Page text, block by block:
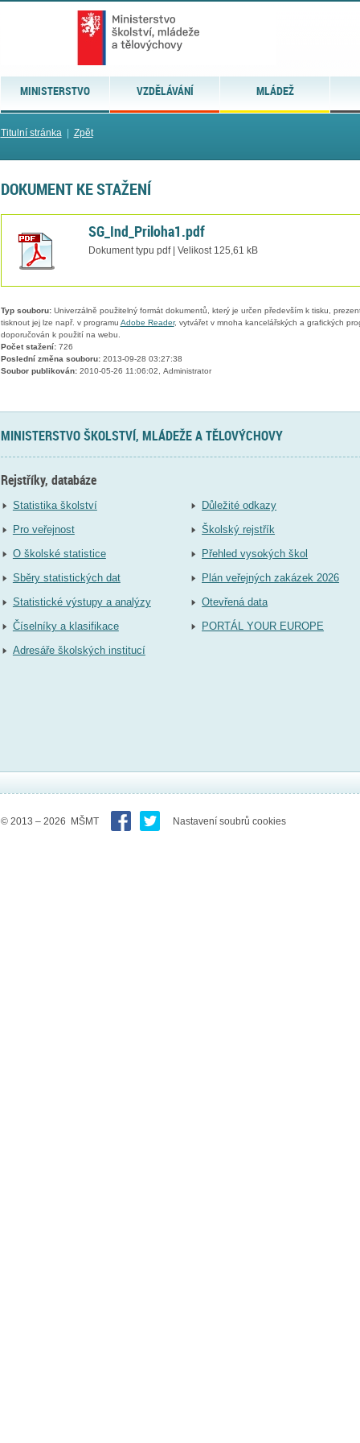
MINISTERSTVO VZDĚLÁVÁNÍ MLÁDEŽ
Titulní stránka| Zpět
DOKUMENT KE STAŽENÍ
SG_Ind_Priloha1.pdf
Dokument typu pdf | Velikost 125,61 kB
Typ souboru:Univerzálně použitelný formát dokumentů, který je určen především k tisku,
tisknout jej lze např. v programu Adobe Reader, vytvářet v mnoha kancelářských a grafických
doporučován k použití na webu.
Počet stažení:726
Poslední změna souboru:2013-09-28 03:27:38
Soubor publikován:2010-05-26 11:06:02, Administrator
MINISTERSTVO ŠKOLSTVÍ, MLÁDEŽE A TĚLOVÝCHOVY
Rejstříky, databáze
Statistika školství
Pro veřejnost
O školské statistice
Sběry statistických dat
Statistické výstupy a analýzy
Číselníky a klasifikace
Adresáře školských institucí
Důležité odkazy
Školský rejstřík
Přehled vysokých škol
Plán veřejných zakázek 2026
Otevřená data
PORTÁL YOUR EUROPE
© 2013 – 2026 MŠMT Nastavení soubrů cookies